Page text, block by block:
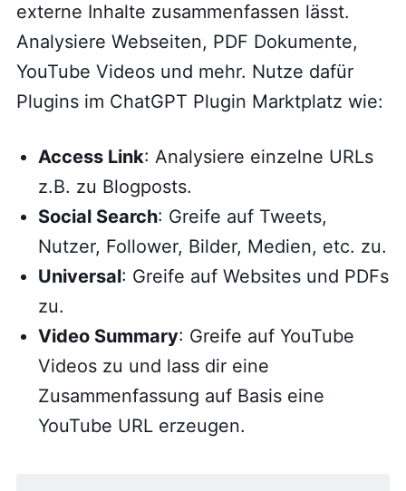
externe Inhalte zusammenfassen lässt.
Analysiere Webseiten, PDF Dokumente,
YouTube Videos und mehr. Nutze dafür
Plugins im ChatGPT Plugin Marktplatz wie:
Access Link: Analysiere einzelne URLs
z.B. zu Blogposts.
Social Search: Greife auf Tweets,
Nutzer, Follower, Bilder, Medien, etc. zu.
Universal: Greife auf Websites und PDFs
zu.
Video Summary: Greife auf YouTube
Videos zu und lass dir eine
Zusammenfassung auf Basis eine
YouTube URL erzeugen.